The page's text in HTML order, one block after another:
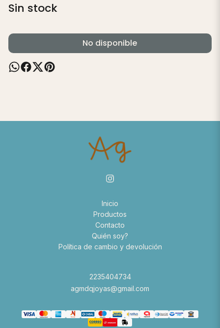
Sin stock
No disponible
Inicio
Productos
Contacto
Quién soy?
Política de cambio y devolución
2235404734
agmdqjoyas@gmail.com